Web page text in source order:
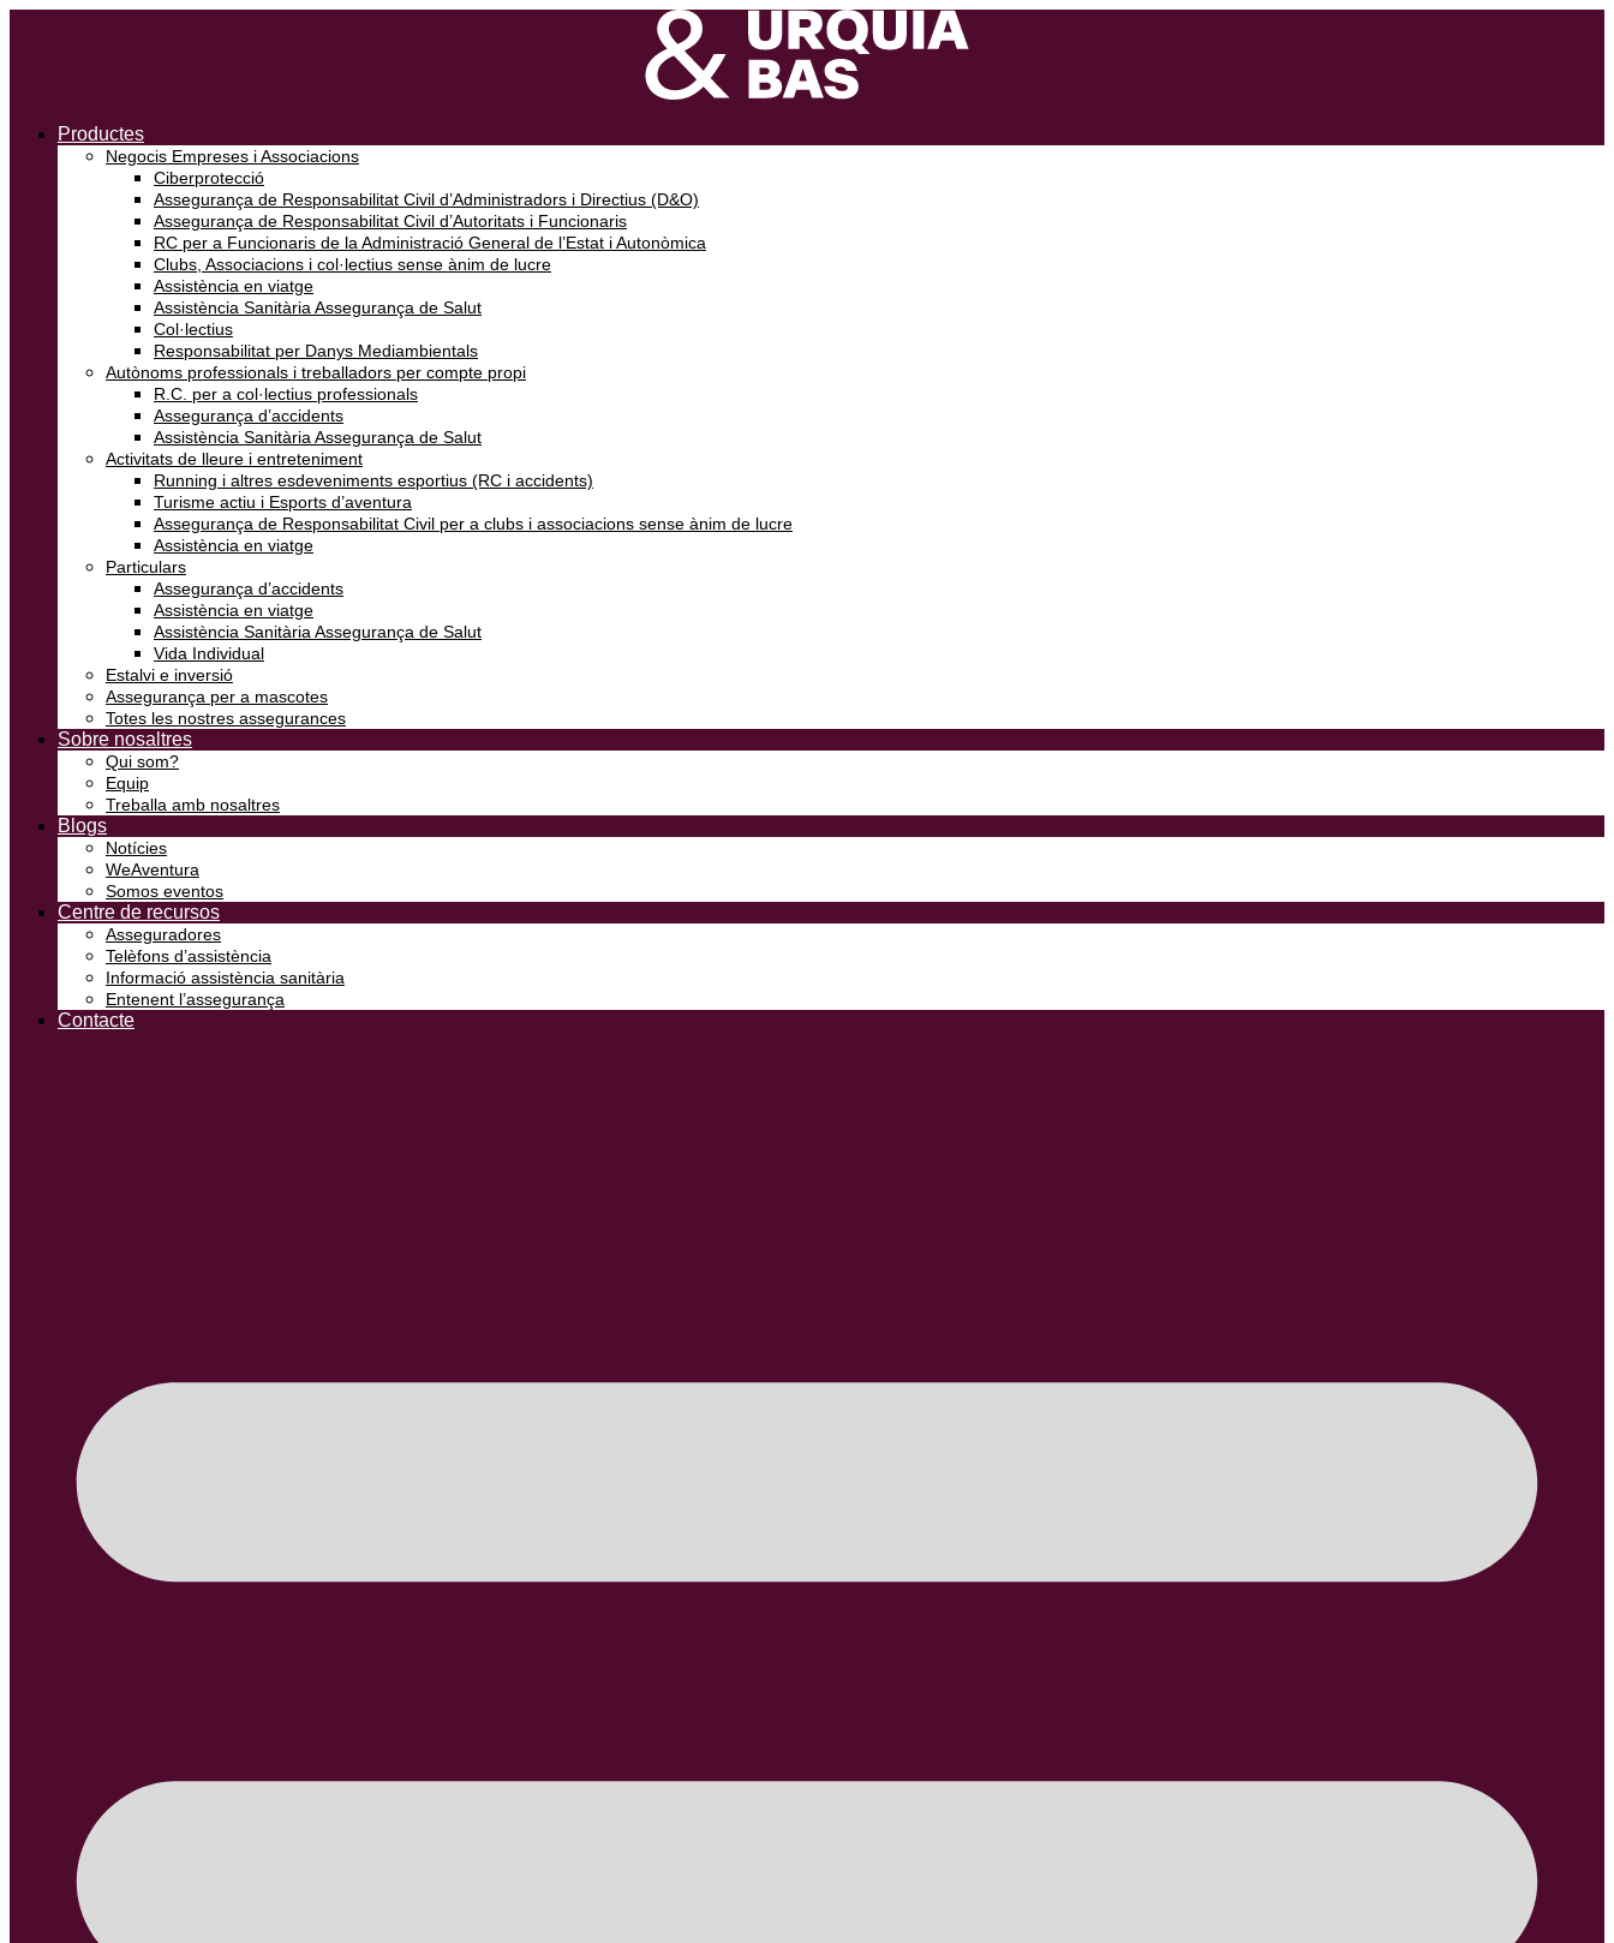
Productes
Negocis Empreses i Associacions
Ciberprotecció
Assegurança de Responsabilitat Civil d’Administradors i Directius (D&O)
Assegurança de Responsabilitat Civil d’Autoritats i Funcionaris
RC per a Funcionaris de la Administració General de l’Estat i Autonòmica
Clubs, Associacions i col·lectius sense ànim de lucre
Assistència en viatge
Assistència Sanitària Assegurança de Salut
Col·lectius
Responsabilitat per Danys Mediambientals
Autònoms professionals i treballadors per compte propi
R.C. per a col·lectius professionals
Assegurança d’accidents
Assistència Sanitària Assegurança de Salut
Activitats de lleure i entreteniment
Running i altres esdeveniments esportius (RC i accidents)
Turisme actiu i Esports d’aventura
Assegurança de Responsabilitat Civil per a clubs i associacions sense ànim de lucre
Assistència en viatge
Particulars
Assegurança d’accidents
Assistència en viatge
Assistència Sanitària Assegurança de Salut
Vida Individual
Estalvi e inversió
Assegurança per a mascotes
Totes les nostres assegurances
Sobre nosaltres
Qui som?
Equip
Treballa amb nosaltres
Blogs
Notícies
WeAventura
Somos eventos
Centre de recursos
Asseguradores
Telèfons d’assistència
Informació assistència sanitària
Entenent l’assegurança
Contacte